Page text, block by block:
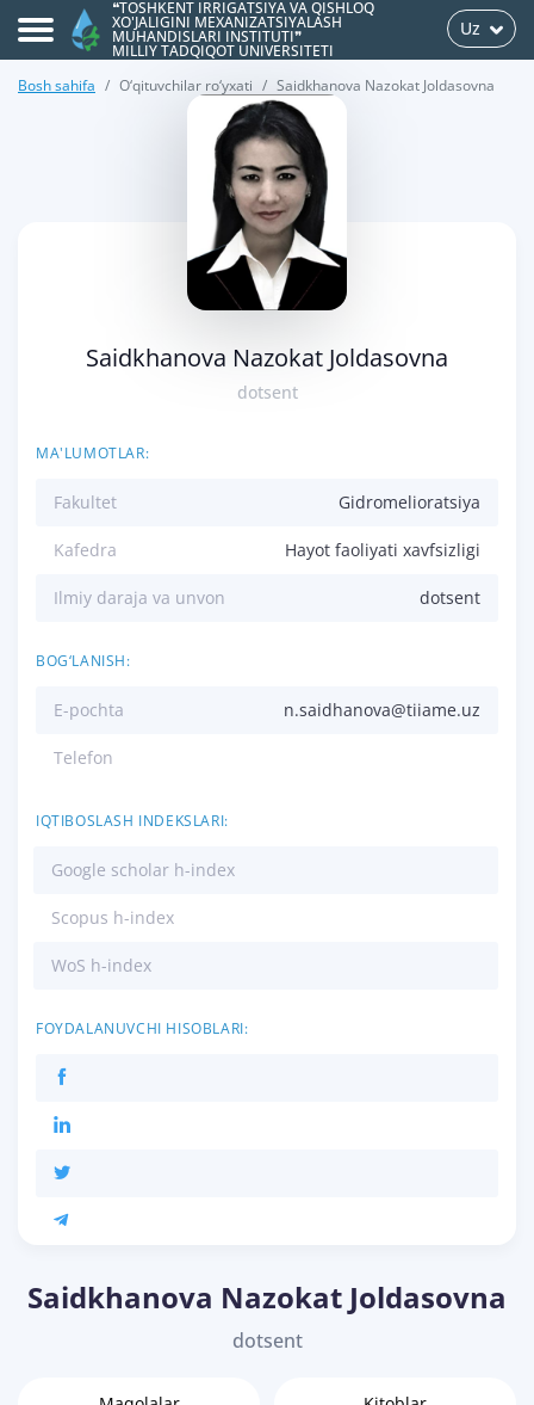
❝TOSHKENT IRRIGATSIYA VA QISHLOQ
XO'JALIGINI MEXANIZATSIYALASH
MUHANDISLARI INSTITUTI❞
MILLIY TADQIQOT UNIVERSITETI
Uz
Bosh sahifa O‘qituvchilar ro‘yxati Saidkhanova Nazokat Joldasovna
Saidkhanova Nazokat Joldasovna
dotsent
MA'LUMOTLAR:
Fakultet Gidromelioratsiya
Kafedra Hayot faoliyati xavfsizligi
Ilmiy daraja va unvon dotsent
BOG‘LANISH:
E-pochta n.saidhanova@tiiame.uz
Telefon
IQTIBOSLASH INDEKSLARI:
Google scholar h-index
Scopus h-index
WoS h-index
FOYDALANUVCHI HISOBLARI:
Saidkhanova Nazokat Joldasovna
dotsent